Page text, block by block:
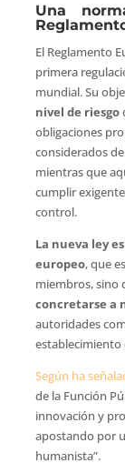
Una
El Reglamento
primera
mundial. Su
nivel de riesgo
obligaciones
considerados
mientras que
cumplir
control.
La nueva ley
europeo, que
miembros, sino
concretarse a
autoridades
establecimiento
Según ha
de la Función
innovación y
apostando por
humanista”.